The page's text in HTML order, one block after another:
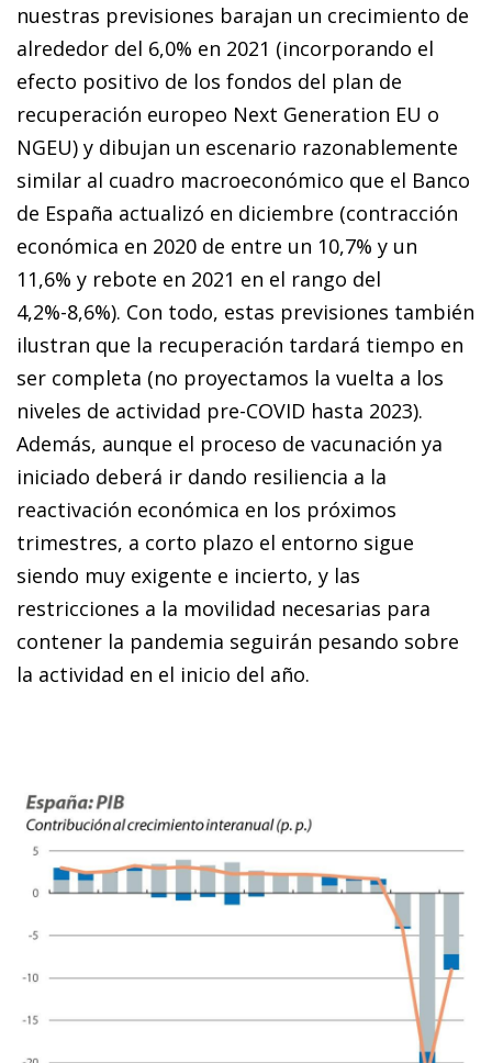
nuestras previsiones barajan un crecimiento de
alrededor del 6,0% en 2021 (incorporando el
efecto positivo de los fondos del plan de
recuperación europeo Next Generation EU o
NGEU) y dibujan un escenario razonablemente
similar al cuadro macroeconómico que el Banco
de España actualizó en diciembre (contracción
económica en 2020 de entre un 10,7% y un
11,6% y rebote en 2021 en el rango del
4,2%-8,6%). Con todo, estas previsiones también
ilustran que la recuperación tardará tiempo en
ser completa (no proyectamos la vuelta a los
niveles de actividad pre-COVID hasta 2023).
Además, aunque el proceso de vacunación ya
iniciado deberá ir dando re­­siliencia a la
reactivación económica en los próximos
trimestres, a corto plazo el entorno sigue
siendo muy exigente e incierto, y las
restricciones a la movilidad necesarias para
contener la pandemia seguirán pesando sobre
la actividad en el inicio del año.